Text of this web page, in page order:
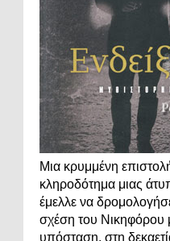
Μια κρυμμένη
κληροδότημα μιας
έμελλε να
σχέση του Νικηφόρου
υπόσταση, στη